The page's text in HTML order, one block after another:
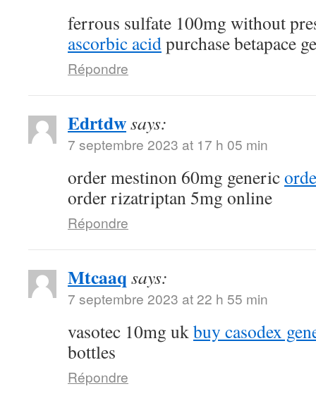
ferrous sulfate 100mg without
ascorbic acidpurchase betapace
Répondre
Edrtdwsays:
7 septembre 2023 at 17 h 05 min
order mestinon 60mg generic
order rizatriptan 5mg online
Répondre
Mtcaaq says:
7 septembre 2023 at 22 h 55 min
vasotec 10mg ukbuy casodex
bottles
Répondre